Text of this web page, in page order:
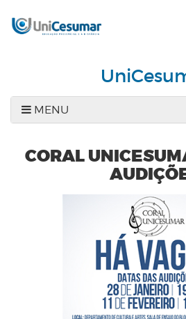
MENU
CORAL